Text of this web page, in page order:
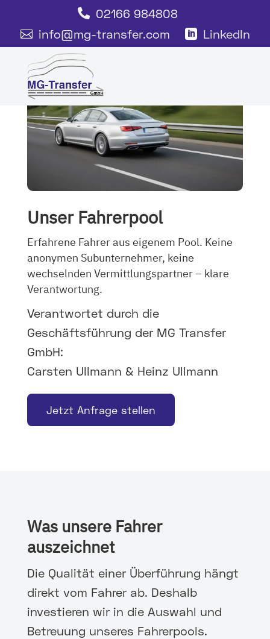
 02166 984808
 info@mg-transfer.com  LinkedIn
Unser Fahrerpool
Erfahrene Fahrer aus eigenem Pool. Keine
anonymen Subunternehmer, keine
wechselnden Vermittlungspartner – klare
Verantwortung.
Verantwortet durch die
Geschäftsführung der MG Transfer
GmbH:
Carsten Ullmann & Heinz Ullmann
Jetzt Anfrage stellen
Was unsere Fahrer
auszeichnet
Die Qualität einer Überführung hängt
direkt vom Fahrer ab. Deshalb
investieren wir in die Auswahl und
Betreuung unseres Fahrerpools.